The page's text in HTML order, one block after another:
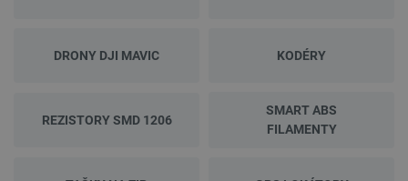
DRONY DJI MAVIC KODÉRY
REZISTORY SMD 1206
SMART ABS
FILAMENTY